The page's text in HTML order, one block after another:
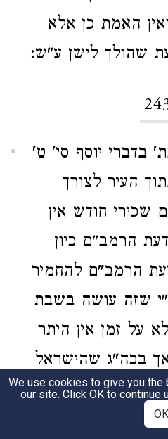
האמת כן אלא
שהולך לישן ע"ש:
בדברי יוסף סי' ט'
העיר לצורך
שכירי חודש אין
הרמב"ם כיון
הרמב"ם להחמיר
שזה עושה בשבת
על זמן אין היתר
בכה"ג שהישראל
ב"ב שיחשדוהו אז
סגור באופן
We use cookies to give you
our site. Click OK to continue
OK